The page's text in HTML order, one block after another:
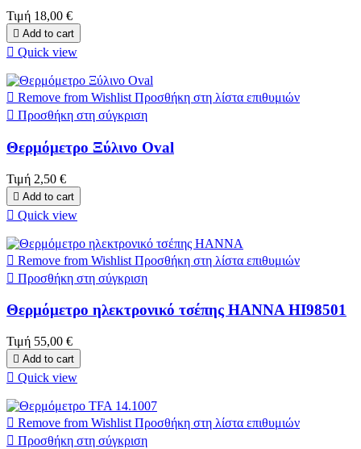
Τιμή 18,00 €
 Add to cart
 Quick view
 Remove from Wishlist Προσθήκη στη λίστα επιθυμιών
 Προσθήκη στη σύγκριση
Θερμόμετρο Ξύλινο Oval
Τιμή 2,50 €
 Add to cart
 Quick view
 Remove from Wishlist Προσθήκη στη λίστα επιθυμιών
 Προσθήκη στη σύγκριση
Θερμόμετρο ηλεκτρονικό τσέπης ΗΑΝΝΑ HI98501
Τιμή 55,00 €
 Add to cart
 Quick view
 Remove from Wishlist Προσθήκη στη λίστα επιθυμιών
 Προσθήκη στη σύγκριση